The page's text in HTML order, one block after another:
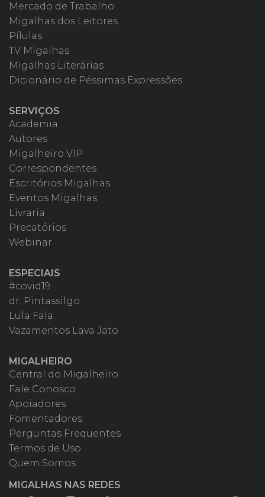
Mercado de Trabalho
Migalhas dos Leitores
Pílulas
TV Migalhas
Migalhas Literárias
Dicionário de Péssimas Expressões
SERVIÇOS
Academia
Autores
Migalheiro VIP
Correspondentes
Escritórios Migalhas
Eventos Migalhas
Livraria
Precatórios
Webinar
ESPECIAIS
#covid19
dr. Pintassilgo
Lula Fala
Vazamentos Lava Jato
MIGALHEIRO
Central do Migalheiro
Fale Conosco
Apoiadores
Fomentadores
Perguntas Frequentes
Termos de Uso
Quem Somos
MIGALHAS NAS REDES